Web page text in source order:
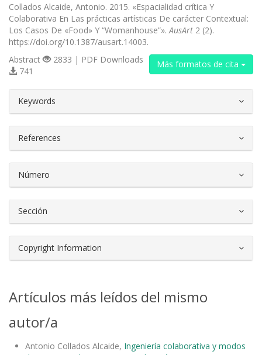
Collados Alcaide, Antonio. 2015. «Espacialidad crítica Y
Colaborativa En Las prácticas artísticas De carácter Contextual:
Los Casos De «Food» Y “Womanhouse”». AusArt 2 (2).
https://doi.org/10.1387/ausart.14003.
Más formatos de cita
Abstract
2833 | PDF Downloads
741
Keywords
References
Número
Sección
Copyright Information
Artículos más leídos del mismo
autor/a
Antonio Collados Alcaide, Ingeniería colaborativa y modos